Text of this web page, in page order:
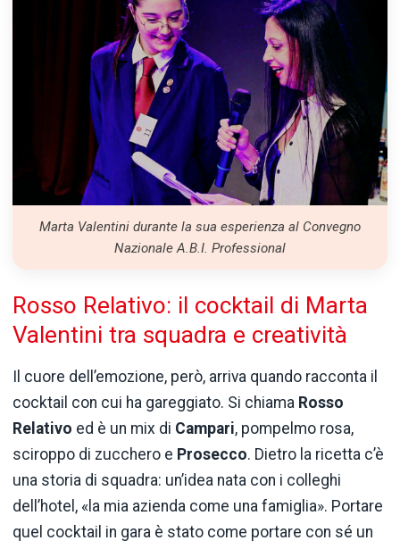
Marta Valentini durante la sua esperienza al Convegno
Nazionale A.B.I. Professional
Rosso Relativo: il cocktail di Marta
Valentini tra squadra e creatività
Il cuore dell’emozione, però, arriva quando racconta il
cocktail con cui ha gareggiato. Si chiama Rosso
Relativo ed è un mix di Campari, pompelmo rosa,
sciroppo di zucchero e Prosecco. Dietro la ricetta c’è
una storia di squadra: un’idea nata con i colleghi
dell’hotel, « la mia azienda come una famiglia». Portare
quel cocktail in gara è stato come portare con sé un